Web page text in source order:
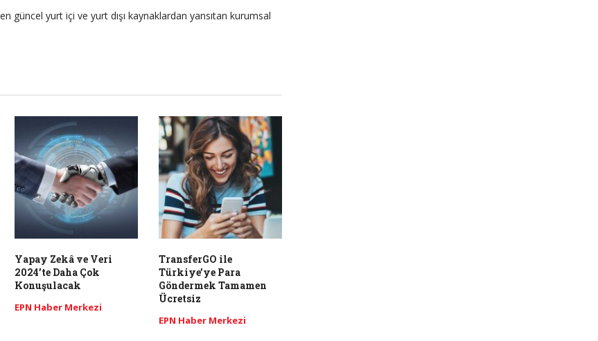
güncel yurt içi ve yurt dışı kaynaklardan yansıtan kurumsal
Yapay Zekâ ve Veri
2024’te Daha Çok
Konuşulacak
EPN Haber Merkezi
TransferGO ile
Türkiye’ye Para
Göndermek Tamamen
Ücretsiz
EPN Haber Merkezi